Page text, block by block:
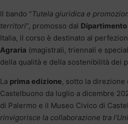
Il bando “Tutela giuridica e
territori“, promosso dal
Italia, il corso è destinato al
Agraria (magistrali, triennali e
della qualità e della sostenibilità dei
La prima edizione, sotto la direzione
Castelbuono da luglio a dicembre
di Palermo e il Museo Civico di
rinvigorisce la collaborazione tra